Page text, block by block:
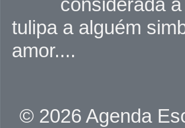
tulipa a alguém
amor....
© 2026 Agenda